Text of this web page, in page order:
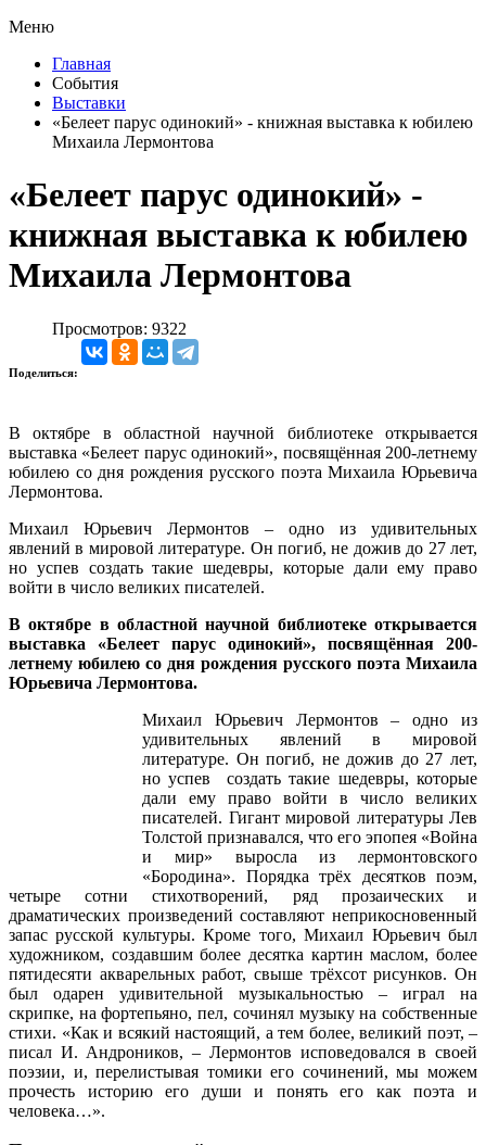
Меню
Главная
События
Выставки
«Белеет парус одинокий» - книжная выставка к юбилею
Михаила Лермонтова
«Белеет парус одинокий» -
книжная выставка к юбилею
Михаила Лермонтова
Просмотров: 9322
Поделиться:
В октябре в областной научной библиотеке открывается
выставка «Белеет парус одинокий», посвящённая 200-летнему
юбилею со дня рождения русского поэта Михаила Юрьевича
Лермонтова.
Михаил Юрьевич Лермонтов – одно из удивительных
явлений в мировой литературе. Он погиб, не дожив до 27 лет,
но успев создать такие шедевры, которые дали ему право
войти в число великих писателей.
В октябре в областной научной библиотеке открывается
выставка «Белеет парус одинокий», посвящённая 200-
летнему юбилею со дня рождения русского поэта Михаила
Юрьевича Лермонтова.
Михаил Юрьевич Лермонтов – одно из
удивительных явлений в мировой
литературе. Он погиб, не дожив до 27 лет,
но успев создать такие шедевры, которые
дали ему право войти в число великих
писателей. Гигант мировой литературы Лев
Толстой признавался, что его эпопея «Война
и мир» выросла из лермонтовского
«Бородина». Порядка трёх десятков поэм,
четыре сотни стихотворений, ряд прозаических и
драматических произведений составляют неприкосновенный
запас русской культуры. Кроме того, Михаил Юрьевич был
художником, создавшим более десятка картин маслом, более
пятидесяти акварельных работ, свыше трёхсот рисунков. Он
был одарен удивительной музыкальностью – играл на
скрипке, на фортепьяно, пел, сочинял музыку на собственные
стихи. «Как и всякий настоящий, а тем более, великий поэт, –
писал И. Андроников, – Лермонтов исповедовался в своей
поэзии, и, перелистывая томики его сочинений, мы можем
прочесть историю его души и понять его как поэта и
человека…».